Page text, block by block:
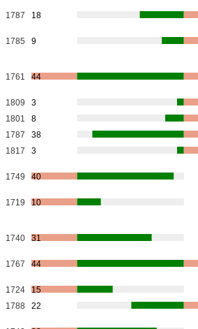
1787 18
1785 9
1761 44
1809
3
1801
8
1787
38
1817 3
1749 40
1719 10
1740 31
1767 44
1724
15
1788 22